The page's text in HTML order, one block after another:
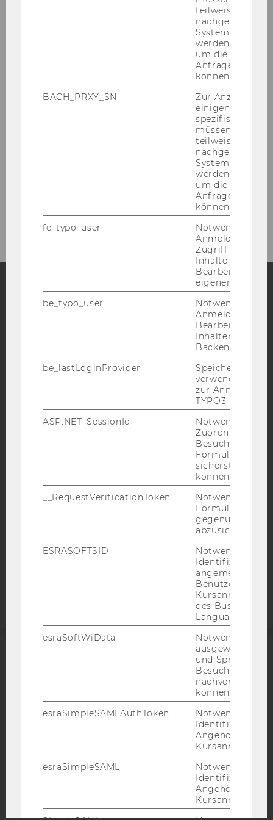
Die Lear­n­
ings aus der Stu­die haben wir in einem wis­sen­
schaft­li­chen Paper ver­ar­bei­tet (Stay tuned for
the pu­bli­ca­ti­on!). Im Sep­tem­ber bringt Ste­fan
un­se­re Er­kennt­nis­se auf die große Bühne
einer in­ter­na­tio­na­len Kulturmanagement-​
Konferenz.
Wir gra­tu­lie­ren „Auf­bruch, Salz­kam­mer­gut!“
Facebook Blog
YouTube NewsletterBluesky
BARRIEREFREIHEITSERKLÄRUNG WEBSEITE
DATENSCHUTZERKLÄRUNG
DATENSCHUTZERKLÄRUNG SOCIAL MEDIA
DATENSCHUTZERKLÄRUNG
STUDIENBEWERBER*INNEN UND STUDIERENDE
COOKIE EINSTELLUNGEN
Barrierefreiheitserklärung
AMBA
teilweise von
nachgelagerten
System
werden.
um die Antwort
Anfrage
können.
BACH_PRXY_SN
Zur Anzeige von
einigen WU-
spezifischen
müssen
teilweise von
nachgelagerten
System
werden.
um die Antwort
Anfrage
können.
fe_typo_user
Notwendig für
Anmeldung und
Zugriff auf
Inhalte oder zur
Bearbeitung des
eigenen Profils.
be_typo_user
Notwendig für
Anmeldung und
Bearbeitung von
Inhalten im
Backend.
be_lastLoginProvider
Speichert die
verwendete
zur Anmeldung
TYPO3-Backend.
ASP.NET_SessionId
Notwendig, um
Zuordnung von
Besucher zu
sicherstellen zu
können.
__RequestVerificationToken
Notwendig, um
gegenüber
abzusichern.
ESRASOFTSID
Notwendig zur
Identifizierung
angemeldeten
Benutzers im
des Business
Language
esraSoftWiData
Notwendig um
ausgewählte
und
Besuchers
nachverfolgen
können.
esraSimpleSAMLAuthToken
Notwendig zur
Identifizierung
Angehörige/r für
Kursanmeldung.
esraSimpleSAML
Notwendig zur
Identifizierung
Angehörige/r für
Kursanmeldung.